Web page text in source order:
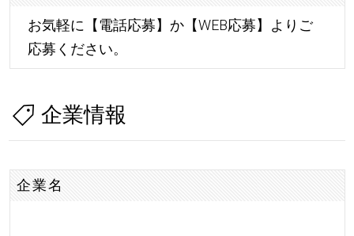
お気軽に【電話応募】か【WEB応募】よりご
応募ください。
企業情報
企業名